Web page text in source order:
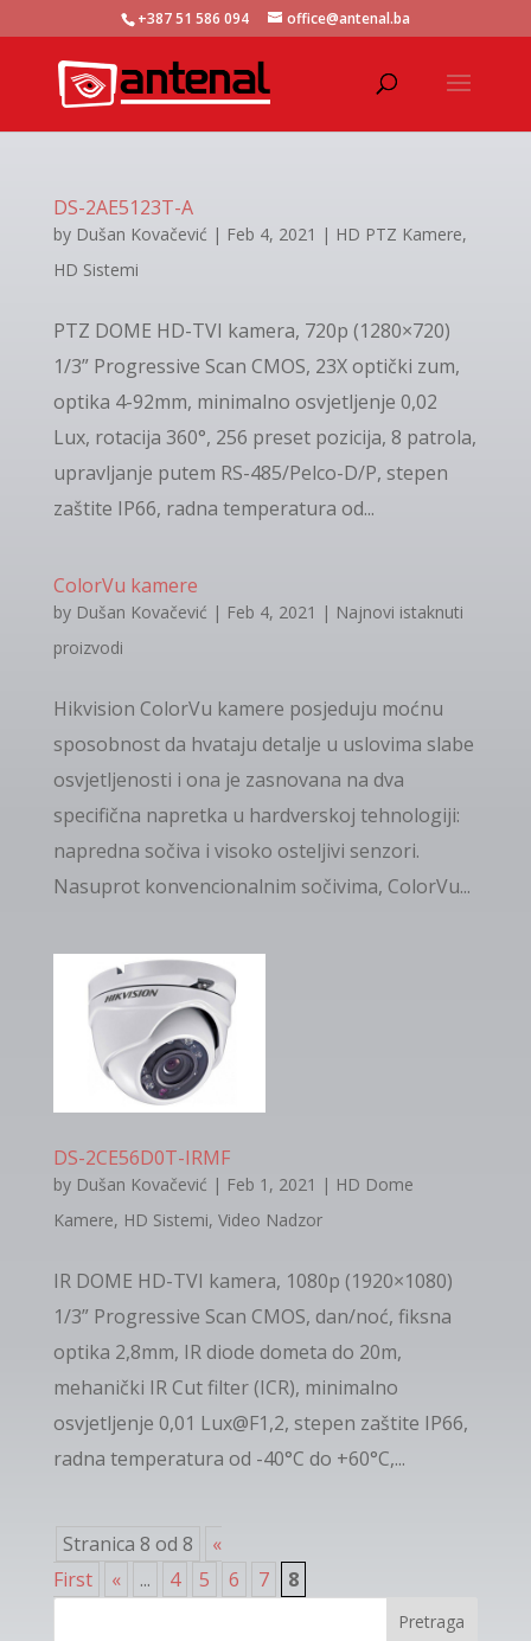
+387 51 586 094 office@antenal.ba
DS-2AE5123T-A
by Dušan Kovačević | Feb 4, 2021 | HD PTZ Kamere,
HD Sistemi
PTZ DOME HD-TVI kamera, 720p (1280×720)
1/3” Progressive Scan CMOS, 23X optički zum,
optika 4-92mm, minimalno osvjetljenje 0,02
Lux, rotacija 360°, 256 preset pozicija, 8 patrola,
upravljanje putem RS-485/Pelco-D/P, stepen
zaštite IP66, radna temperatura od...
ColorVu kamere
by Dušan Kovačević | Feb 4, 2021 | Najnovi istaknuti
proizvodi
Hikvision ColorVu kamere posjeduju moćnu
sposobnost da hvataju detalje u uslovima slabe
osvjetljenosti i ona je zasnovana na dva
specifična napretka u hardverskoj tehnologiji:
napredna sočiva i visoko osteljivi senzori.
Nasuprot konvencionalnim sočivima, ColorVu...
DS-2CE56D0T-IRMF
by Dušan Kovačević | Feb 1, 2021 | HD Dome
Kamere, HD Sistemi, Video Nadzor
IR DOME HD-TVI kamera, 1080p (1920×1080)
1/3” Progressive Scan CMOS, dan/noć, fiksna
optika 2,8mm, IR diode dometa do 20m,
mehanički IR Cut filter (ICR), minimalno
osvjetljenje 0,01 Lux@F1,2, stepen zaštite IP66,
radna temperatura od -40°C do +60°C,...
Stranica 8 od 8
«
First
« ... 4 5 6 7 8
Pretraga